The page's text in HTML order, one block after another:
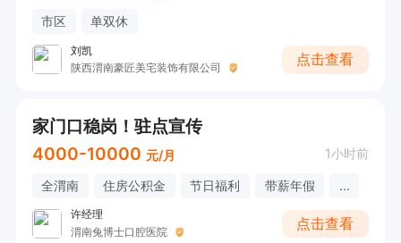
市区 单双休
刘凯
陕西渭南豪匠美宅装饰有限公司
点击查看
家门口稳岗！驻点宣传
4000-10000 元/月 1小时前
全渭南 住房公积金 节日福利 带薪年假 ...
许经理
渭南兔博士口腔医院
点击查看